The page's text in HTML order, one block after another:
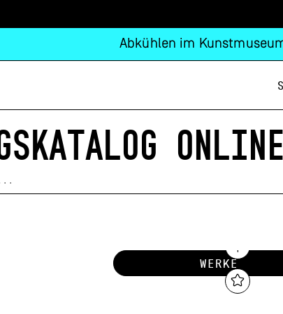
Abkühlen im
ONLINE
WERKE